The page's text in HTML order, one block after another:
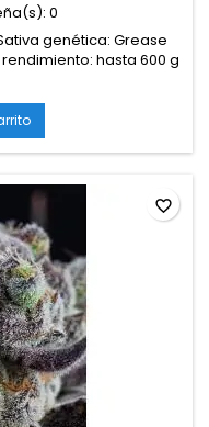
0
genética: Grease
hasta 600 g
favorite_border